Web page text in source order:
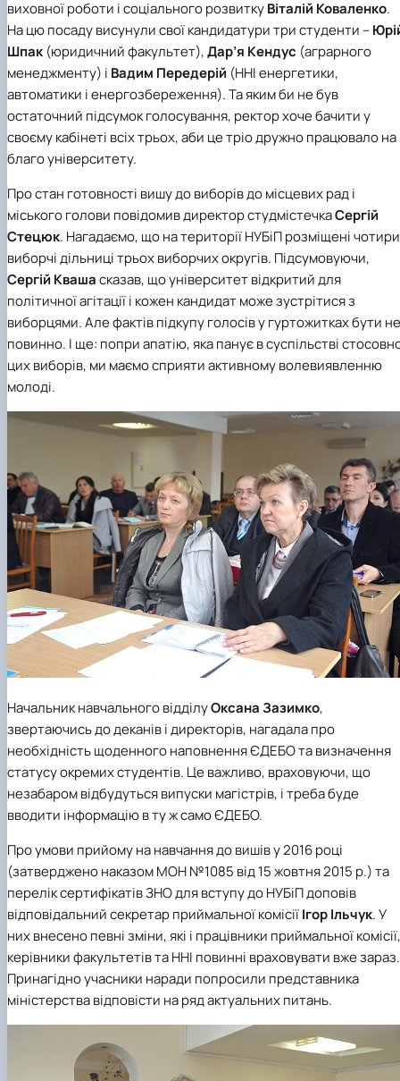
виховної роботи і соціального розвиткуВіталій Коваленко.
На цю посаду висунули свої кандидатури три студенти –
Шпак (юридичний факультет),Дар’я Кендус (аграрного
менеджменту) і Вадим Передерій (ННІ енергетики,
автоматики і енергозбереження). Та яким би не був
остаточний підсумок голосування, ректор хоче бачити у
своєму кабінеті всіх трьох, аби це тріо дружно працювало на
благо університету.
Про стан готовності вишу до виборів до місцевих рад і
міського голови повідомив директор студмістечкаСергій
Стецюк. Нагадаємо, що на території НУБіП розміщені чотири
виборчі дільниці трьох виборчих округів. Підсумовуючи,
Сергій Квашасказав, що університет відкритий для
політичної агітації і кожен кандидат може зустрітися з
виборцями. Але фактів підкупу голосів у гуртожитках бути не
повинно. І ще: попри апатію, яка панує в суспільстві
цих виборів, ми маємо сприяти активному волевиявленню
молоді.
Начальник навчального відділуОксана Зазимко,
звертаючись до деканів і директорів, нагадала про
необхідність щоденного наповнення ЄДЕБО та визначення
статусу окремих студентів. Це важливо, враховуючи, що
незабаром відбудуться випуски магістрів, і треба буде
вводити інформацію в ту ж само ЄДЕБО.
Про умови прийому на навчання до вишів у 2016 році
(затверджено наказом МОН №1085 від 15 жовтня 2015 р.) та
перелік сертифікатів ЗНО для вступу до НУБіП доповів
відповідальний секретар приймальної комісіїІгор Ільчук. У
них внесено певні зміни, які і працівники приймальної
керівники факультетів та ННІ повинні враховувати вже зараз.
Принагідно учасники наради попросили представника
міністерства відповісти на ряд актуальних питань.